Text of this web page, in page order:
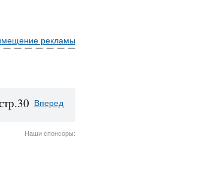
рекламы
Вперед
Наши спонсоры: